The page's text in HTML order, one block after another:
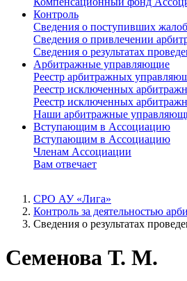
Контроль
Сведения о поступивших
Сведения о привлечении
Сведения о результатах
Арбитражные управляющие
Реестр арбитражных
Реестр исключенных
Реестр исключенных
Наши арбитражные
Вступающим в Ассоциацию
Вступающим в Ассоциацию
Членам Ассоциации
Вам отвечает
СРО АУ «Лига»
Контроль за деятельностью
Сведения о результатах
Семенова Т. М.